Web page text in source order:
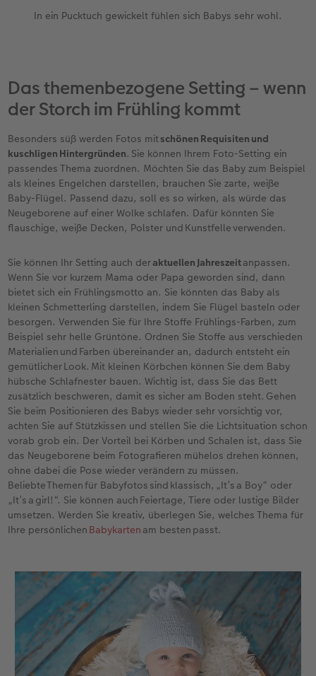
In ein Pucktuch gewickelt fühlen sich Babys sehr wohl.
Das themenbezogene Setting – wenn
der Storch im Frühling kommt
Besonders süß werden Fotos mitschönen Requisiten und
kuschligen Hintergründen. Sie können Ihrem Foto-Setting ein
passendes Thema zuordnen. Möchten Sie das Baby zum Beispiel
als kleines Engelchen darstellen, brauchen Sie zarte, weiße
Baby-Flügel. Passend dazu, soll es so wirken, als würde das
Neugeborene auf einer Wolke schlafen. Dafür könnten Sie
flauschige, weiße Decken, Polster und Kunstfelle verwenden.
Sie können Ihr Setting auch deraktuellen Jahreszeitanpassen.
Wenn Sie vor kurzem Mama oder Papa geworden sind, dann
bietet sich ein Frühlingsmotto an. Sie könnten das Baby als
kleinen Schmetterling darstellen, indem Sie Flügel basteln oder
besorgen. Verwenden Sie für Ihre Stoffe Frühlings-Farben, zum
Beispiel sehr helle Grüntöne. Ordnen Sie Stoffe aus verschieden
Materialien und Farben übereinander an, dadurch entsteht ein
gemütlicher Look. Mit kleinen Körbchen können Sie dem Baby
hübsche Schlafnester bauen. Wichtig ist, dass Sie das Bett
zusätzlich beschweren, damit es sicher am Boden steht. Gehen
Sie beim Positionieren des Babys wieder sehr vorsichtig vor,
achten Sie auf Stützkissen und stellen Sie die Lichtsituation schon
vorab grob ein. Der Vorteil bei Körben und Schalen ist, dass Sie
das Neugeborene beim Fotografieren mühelos drehen können,
ohne dabei die Pose wieder verändern zu müssen.
Beliebte Themen für Babyfotos sind klassisch, „It’s a Boy“ oder
„It’s a girl!“. Sie können auch Feiertage, Tiere oder lustige Bilder
umsetzen. Werden Sie kreativ, überlegen Sie, welches Thema für
Ihre persönlichen Babykarten am besten passt.